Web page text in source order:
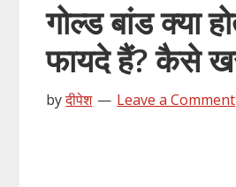
गोल्ड बांड क्या
फायदे हैं? कैसे
byदीपेश Leave a Comment